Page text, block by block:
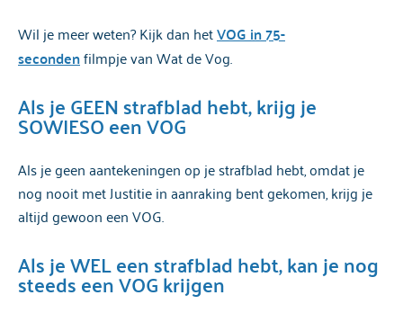
Wil je meer weten? Kijk dan hetVOG in 75-
secondenfilmpje van Wat de Vog.
Als je GEEN strafblad hebt, krijg je
SOWIESO een VOG
Als je geen aantekeningen op je strafblad hebt, omdat je
nog nooit met Justitie in aanraking bent gekomen, krijg je
altijd gewoon een VOG.
Als je WEL een strafblad hebt, kan je nog
steeds een VOG krijgen